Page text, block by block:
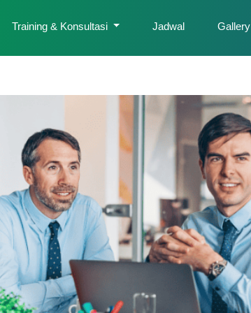
Training & Konsultasi Jadwal Gallery